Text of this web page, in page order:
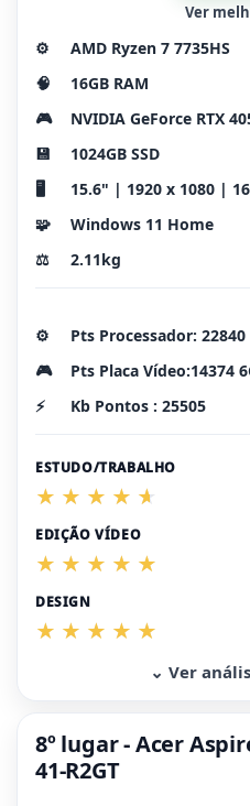
Ver
⚙️
AMD Ryzen 7 7735HS
🧠
16GB RAM
🎮
NVIDIA GeForce RTX
💾
1024GB SSD
🖥️
15.6" | 1920 x 1080 |
🧩
Windows 11 Home
⚖️
2.11kg
⚙️
Pts Processador: 22840
🎮
Pts Placa Vídeo:14374
⚡
Kb Pontos : 25505
ESTUDO/TRABALHO
EDIÇÃO VÍDEO
DESIGN
⌄ Ver
8º lugar - Acer
41-R2GT